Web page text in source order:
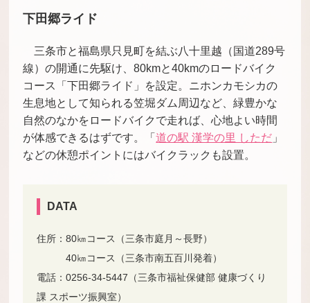
下田郷ライド
三条市と福島県只見町を結ぶ八十里越（国道289号
線）の開通に先駆け、80kmと40kmのロードバイク
コース「下田郷ライド」を設定。ニホンカモシカの
生息地として知られる笠堀ダム周辺など、緑豊かな
自然のなかをロードバイクで走れば、心地よい時間
が体感できるはずです。「道の駅 漢学の里 しただ 」
などの休憩ポイントにはバイクラックも設置。
DATA
住所：80㎞コース（三条市庭月～長野）
40㎞コース（三条市南五百川発着）
電話：0256-34-5447（三条市福祉保健部 健康づくり
課 スポーツ振興室）